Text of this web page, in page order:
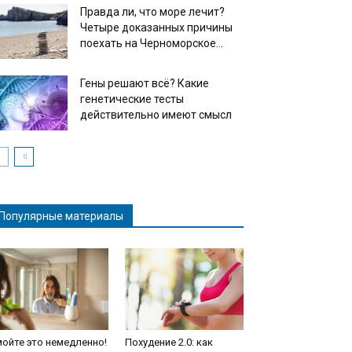
Правда ли, что море лечит?
Четыре доказанных причины
поехать на Черноморское...
Гены решают всё? Какие
генетические тесты
действительно имеют смысл
материалы
это немедленно!
Похудение 2.0: как